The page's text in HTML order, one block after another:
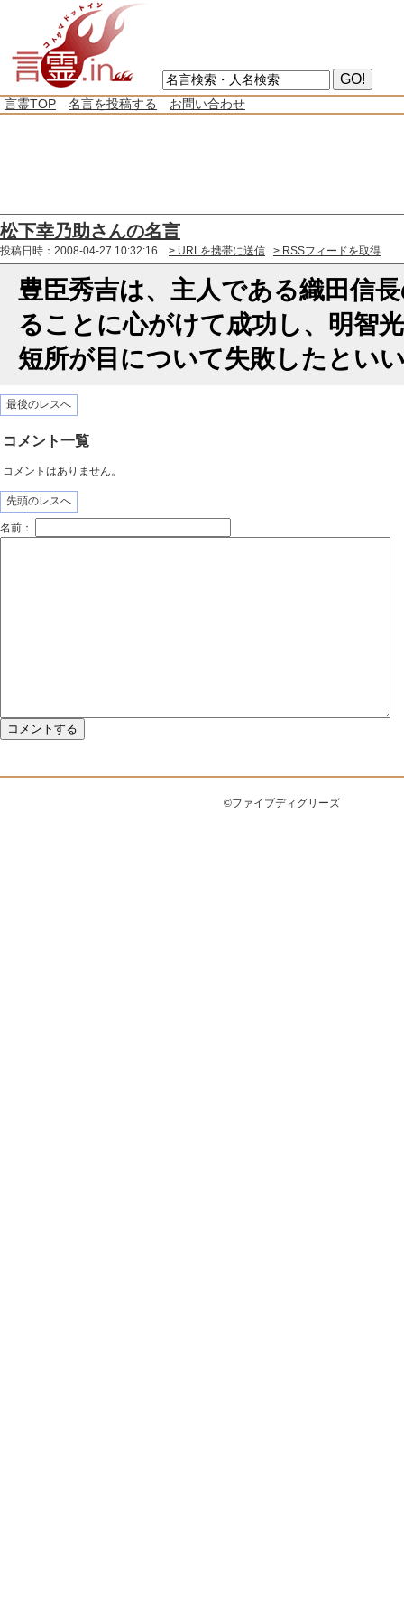
言霊TOP 名言を投稿する お問い合わせ
松下幸乃助さんの名言
投稿日時：2008-04-27 10:32:16 > URLを携帯に送信 > RSSフィードを取得
豊臣秀吉は、主人である織田信
ることに心がけて成功し、明智
短所が目について失敗したとい
最後のレスへ
コメント一覧
コメントはありません。
先頭のレスへ
名前：
©ファイブディグリーズ